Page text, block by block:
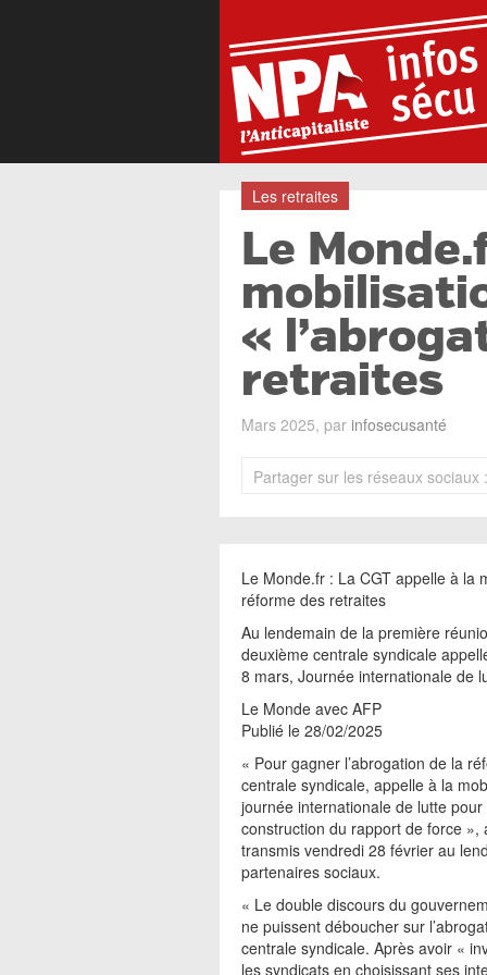
Les retraites
Le
«
retraites
Mars 2025, par infosecusanté
Partager sur les réseaux
Le Monde.fr : La CGT appelle à la
réforme des retraites
Au lendemain de la première
deuxième centrale syndicale
8 mars, Journée internationale de
Le Monde avec AFP
Publié le 28/02/2025
« Pour gagner l’abrogation de la
centrale syndicale, appelle à la
journée internationale de lutte
construction du rapport de force
transmis vendredi 28 février au
partenaires sociaux.
« Le double discours du
ne puissent déboucher sur
centrale syndicale. Après avoir «
les syndicats en choisissant ses